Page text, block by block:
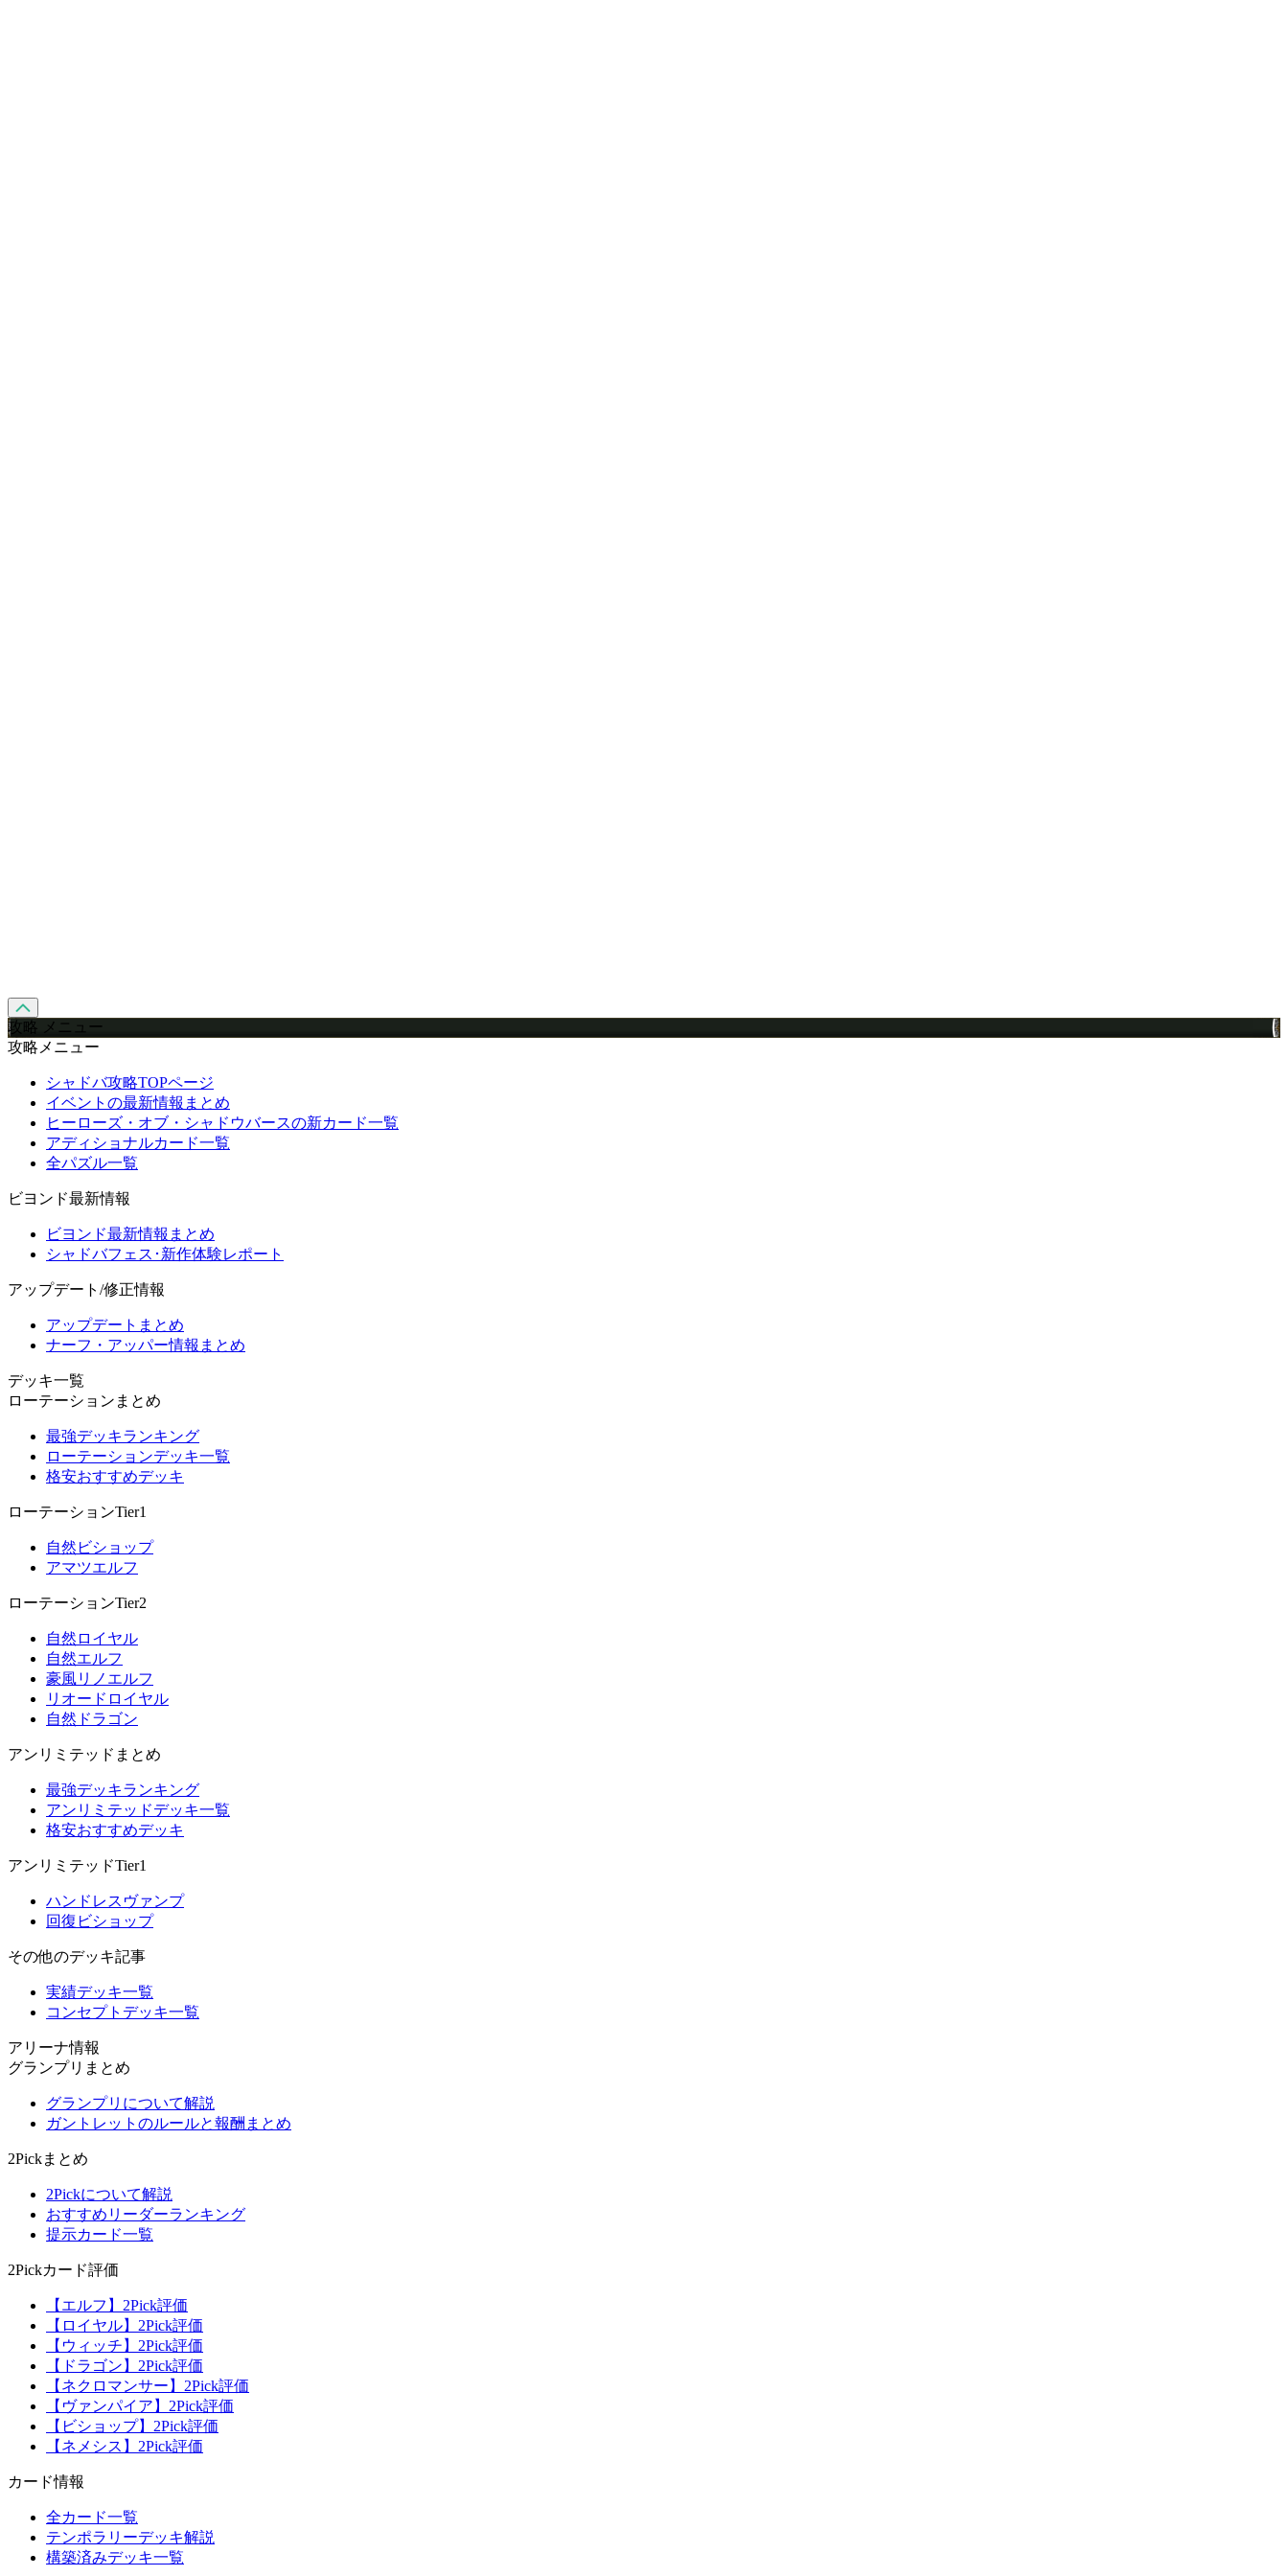
攻略 メニュー
攻略メニュー
シャドバ攻略TOPページ
イベントの最新情報まとめ
ヒーローズ・オブ・シャドウバースの新カード一覧
アディショナルカード一覧
全パズル一覧
ビヨンド最新情報
ビヨンド最新情報まとめ
シャドバフェス･新作体験レポート
アップデート/修正情報
アップデートまとめ
ナーフ・アッパー情報まとめ
デッキ一覧
ローテーションまとめ
最強デッキランキング
ローテーションデッキ一覧
格安おすすめデッキ
ローテーションTier1
自然ビショップ
アマツエルフ
ローテーションTier2
自然ロイヤル
自然エルフ
豪風リノエルフ
リオードロイヤル
自然ドラゴン
アンリミテッドまとめ
最強デッキランキング
アンリミテッドデッキ一覧
格安おすすめデッキ
アンリミテッドTier1
ハンドレスヴァンプ
回復ビショップ
その他のデッキ記事
実績デッキ一覧
コンセプトデッキ一覧
アリーナ情報
グランプリまとめ
グランプリについて解説
ガントレットのルールと報酬まとめ
2Pickまとめ
2Pickについて解説
おすすめリーダーランキング
提示カード一覧
2Pickカード評価
【エルフ】2Pick評価
【ロイヤル】2Pick評価
【ウィッチ】2Pick評価
【ドラゴン】2Pick評価
【ネクロマンサー】2Pick評価
【ヴァンパイア】2Pick評価
【ビショップ】2Pick評価
【ネメシス】2Pick評価
カード情報
全カード一覧
テンポラリーデッキ解説
構築済みデッキ一覧